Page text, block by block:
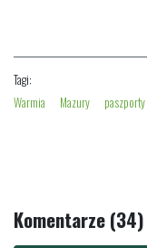
Tagi:
Warmia
Mazury paszporty
Komentarze (34)